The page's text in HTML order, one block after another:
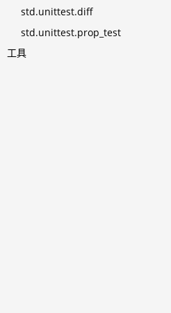
std.unittest.diff
std.unittest.prop_test
工具